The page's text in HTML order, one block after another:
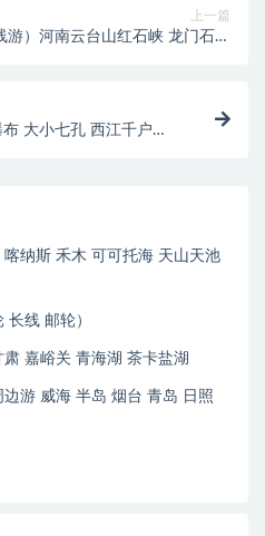
上一篇
游）河南云台山红石峡 龙门石窟
大小七孔 西江千户苗
纳斯 禾木 可可托海 天山天池
线 邮轮）
嘉峪关 青海湖 茶卡盐湖
游 威海 半岛 烟台 青岛 日照